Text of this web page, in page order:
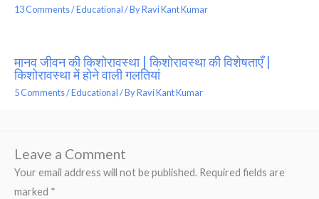
13 Comments/Educational/ ByRavi Kant Kumar
मानव जीवन की किशोरावस्था | किशोरावस्था की विशेषताएँ |
किशोरावस्था में होने वाली गलतियां
5 Comments/Educational/ ByRavi Kant Kumar
Leave a Comment
Your email address will not be published. Required fields are
marked *